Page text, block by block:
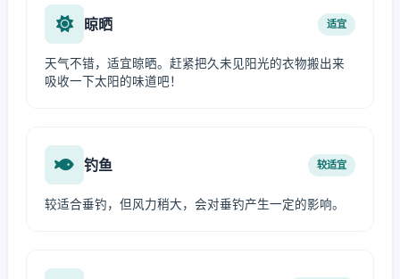
晾晒 适宜
天气不错，适宜晾晒。赶紧把久未见阳光的衣物搬出来
吸收一下太阳的味道吧！
钓鱼 较适宜
较适合垂钓，但风力稍大，会对垂钓产生一定的影响。